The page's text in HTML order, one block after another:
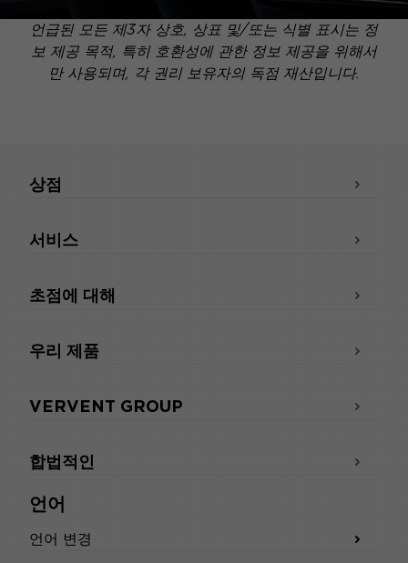
언급된 모든 제3자 상호, 상표 및/또는 식별 표시는 정
보 제공 목적, 특히 호환성에 관한 정보 제공을 위해서
만 사용되며, 각 권리 보유자의 독점 재산입니다.
언어
언어 변경
상점
서비스
초점에 대해
우리 제품
VERVENT GROUP
합법적인